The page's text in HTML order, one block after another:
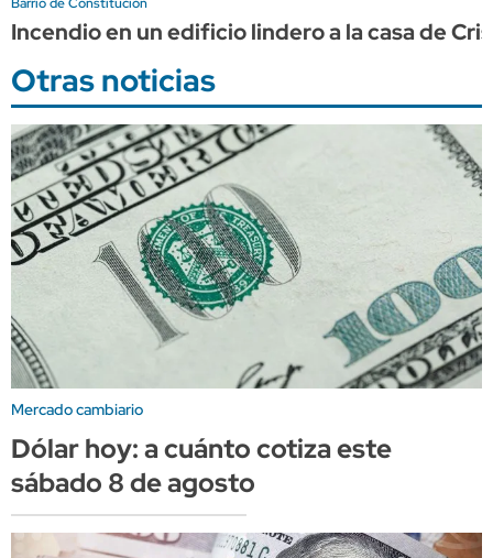
Incendio en un edificio lindero a la casa de
Otras noticias
Mercado cambiario
Dólar hoy: a cuánto cotiza este
sábado 8 de agosto